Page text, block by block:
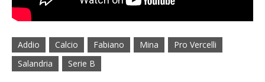
Addio Calcio Fabiano Mina
Pro Vercelli
Salandria
Serie B